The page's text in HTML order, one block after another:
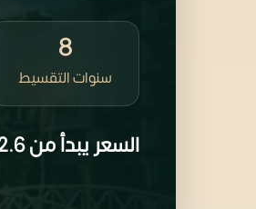
8
سنوات التقسيط
السعر يبدأ من2.6